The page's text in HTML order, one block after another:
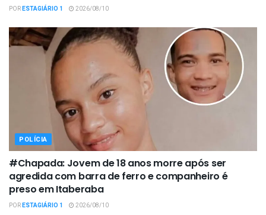
PORESTAGIÁRIO 1 2026/08/10
POLÍCIA
#Chapada: Jovem de 18 anos morre após ser
agredida com barra de ferro e companheiro é
preso em Itaberaba
PORESTAGIÁRIO 1 2026/08/10